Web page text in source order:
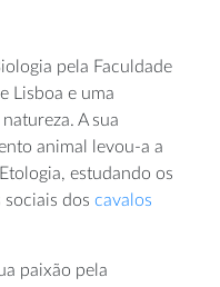
pela Faculdade
Lisboa e uma
A sua
animal levou-a a
estudando os
sociais dos cavalos
paixão pela